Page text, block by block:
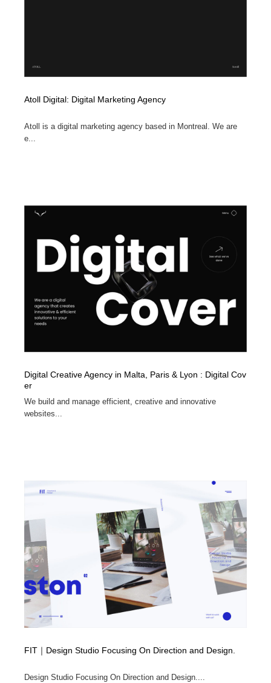
Atoll Digital: Digital Marketing Agency
Atoll is a digital marketing agency based in Montreal. We are
e...
Digital Creative Agency in Malta, Paris & Lyon : Digital Cov
er
We build and manage efficient, creative and innovative
websites...
FIT｜Design Studio Focusing On Direction and Design.
Design Studio Focusing On Direction and Design....